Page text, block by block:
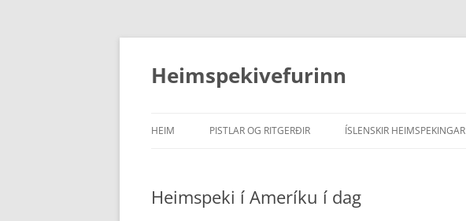
Hoppa
efni
Heimspekivefurinn
HEIM PISTLAR OG RITGERÐIR
RITDÓMAR
ÍSLENSKIR HEIMSPEKINGAR
Heimspeki í Ameríku í dag